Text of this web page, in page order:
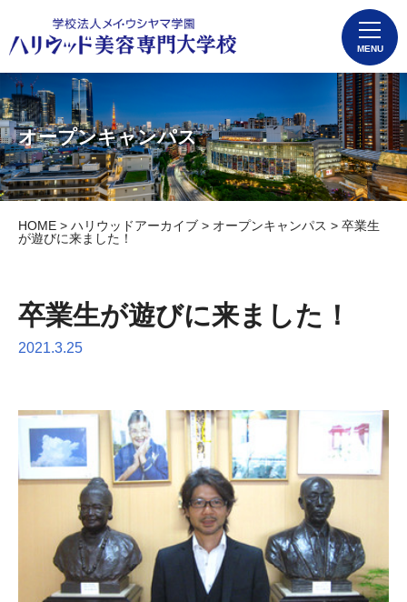
MENU
オープンキャンパス
HOME > ハリウッドアーカイブ > オープンキャンパス > 卒業生
が遊びに来ました！
卒業生が遊びに来ました！
2021.3.25